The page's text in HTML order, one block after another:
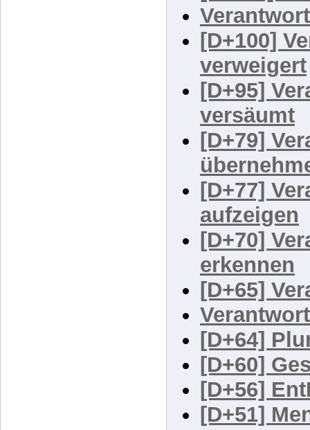
[D+111]
[D+100]
verweigert
[D+95]
versäumt
[D+79]
[D+77]
aufzeigen
[D+70]
erkennen
[D+65]
[D+64]
[D+60]
[D+56]